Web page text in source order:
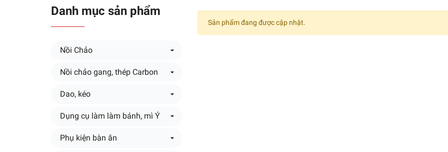
Danh mục sản phẩm
Nồi Chảo
Nồi chảo gang, thép Carbon
Dao, kéo
Dụng cụ làm làm bánh, mì Ý
Phụ kiện bàn ăn
Sản phẩm đang được cập nhật.